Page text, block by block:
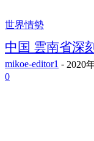
世界情勢
中国 雲南省深
mikoe-editor1 - 2020
0